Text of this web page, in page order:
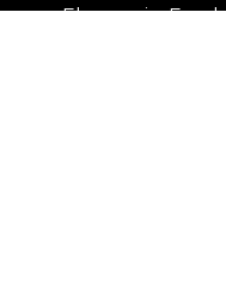
Ekonomi – Emek